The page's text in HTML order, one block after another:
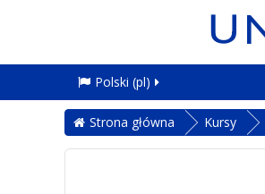
Polski ‎(pl)‎
Strona główna Kursy